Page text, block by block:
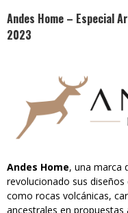
Andes Home – Especial
2023
Andes Home, una marca
revolucionado sus
como rocas volcánicas,
ancestrales en propuestas